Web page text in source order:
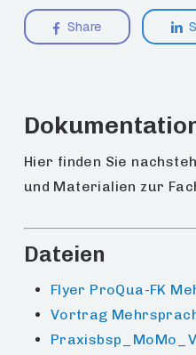
Share
Hier finden Sie
und Materialien zur
Dateien
Flyer ProQua-FK
Vortrag